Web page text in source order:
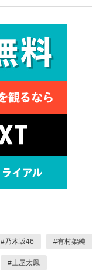
#乃木坂46 #有村架純
#土屋太鳳